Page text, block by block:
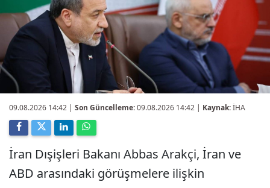
09.08.2026 14:42 | Son Güncelleme:09.08.2026 14:42 | Kaynak:İHA
İran Dışişleri Bakanı Abbas Arakçi, İran ve
ABD arasındaki görüşmelere ilişkin